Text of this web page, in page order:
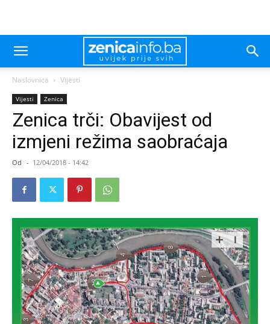
Naslovnica Vijesti
Vijesti Zenica
Zenica trči: Obavijest od
izmjeni režima saobraćaja
Od - 12/04/2018 - 14:42